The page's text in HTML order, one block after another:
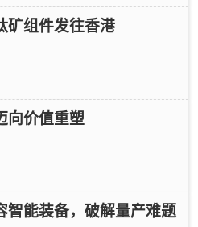
矿组件发往香港
向价值重塑
智能装备，破解量产难题